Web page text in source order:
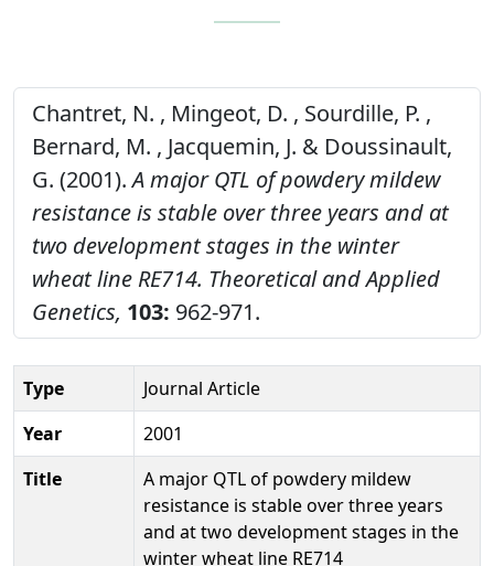
Chantret, N. , Mingeot, D. , Sourdille, P. ,
Bernard, M. , Jacquemin, J. & Doussinault,
G. (2001).A major QTL of powdery mildew
resistance is stable over three years and at
two development stages in the winter
wheat line RE714. Theoretical and Applied
Genetics, 103: 962-971.
Type
Journal Article
Year
2001
Title
A major QTL of powdery mildew
resistance is stable over three years
and at two development stages in the
winter wheat line RE714